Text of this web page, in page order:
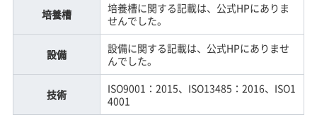
培養槽
培養槽に関する記載は、公式HPにありま
せんでした。
設備
設備に関する記載は、公式HPにありませ
んでした。
技術
ISO9001：2015、ISO13485：2016、ISO1
4001